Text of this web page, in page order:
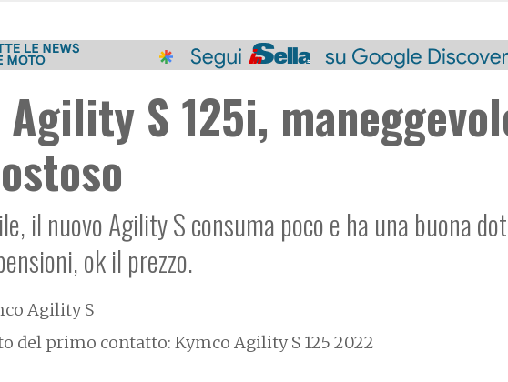
Agility S 125i,
il nuovo Agility S consuma poco e ha una buona
ok il prezzo.
Agility S
del primo contatto: Kymco Agility S 125 2022